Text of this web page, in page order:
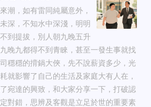
潮，如有雷同純屬意外，
深，不知水中深淺，明明
到提拔，別人朝九晚五升
晚九都得不到青睞，甚至一發生事就找
穩穩的揹鍋大俠，先不說薪資多少，光
就影響了自己的生活及家庭大有人在，
宛達的興致，和大家分享一下，打破認
對錯，思辨及客觀是立足於世的重要素